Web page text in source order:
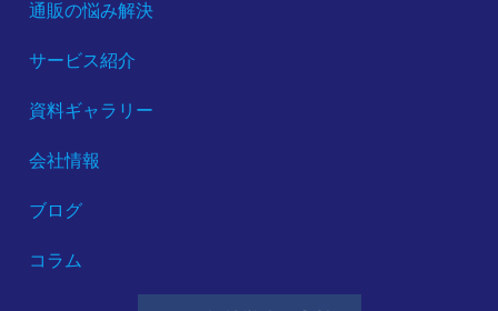
通販の悩み解決
サービス紹介
資料ギャラリー
会社情報
ブログ
コラム